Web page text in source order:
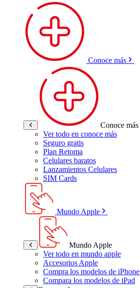
Conoce más
Conoce más
Ver todo en conoce más
Seguro gratis
Plan Retoma
Celulares baratos
Lanzamientos Celulares
SIM Cards
Mundo Apple
Mundo Apple
Ver todo en mundo apple
Accesorios Apple
Compra los modelos de iPhone
Compara los modelos de iPad